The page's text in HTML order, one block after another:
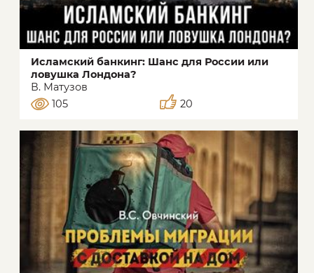
Исламский банкинг: Шанс для России или
ловушка Лондона?
В. Матузов
105
20